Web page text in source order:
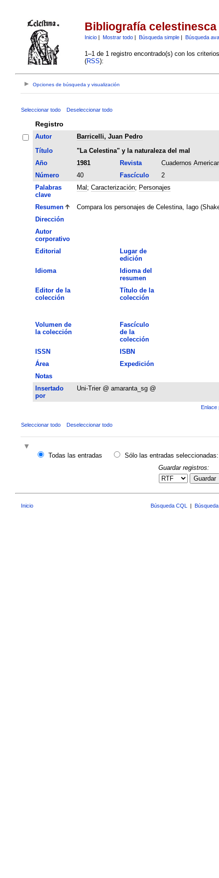
Bibliografía celestinesca
Inicio| Mostrar todo| Búsqueda simple| Búsqueda
1–1 de 1 registro encontrado(s) con los
(RSS):
Opciones de búsqueda y visualización
Seleccionar todo Deseleccionar todo
Registro
Autor
Barricelli, Juan Pedro
Título
"La Celestina" y la naturaleza del mal
Año
1981 Revista
Cuadernos
Número
40 Fascículo
2
Palabras
clave
Mal ; Caracterización; Personajes
Resumen
Compara los personajes de Celestina, Iago
Dirección
Autor
corporativo
Editorial
Lugar de
edición
Idioma
Idioma del
resumen
Editor de la
colección
Título de la
colección
Volumen de
la colección
Fascículo
de la
colección
ISSN
ISBN
Área
Expedición
Notas
Insertado
por
Uni-Trier @ amaranta_sg @
Enlace
Seleccionar todo Deseleccionar todo
Todas las entradas
Sólo las entradas seleccionadas:
Guardar registros:
Guardar
Inicio Búsqueda CQL